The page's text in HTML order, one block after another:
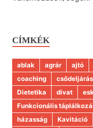
CÍMKÉK
ablak agrár ajtó
coaching
csődeljárás
Dietetika
divat
Funkcionális
házasság
Kavitáció